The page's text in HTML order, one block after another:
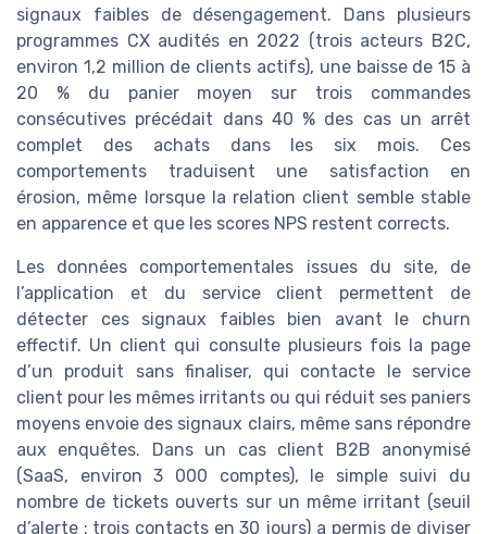
signaux faibles de désengagement. Dans plusieurs
programmes CX audités en 2022 (trois acteurs B2C,
environ 1,2 million de clients actifs), une baisse de 15 à
20 % du panier moyen sur trois commandes
consécutives précédait dans 40 % des cas un arrêt
complet des achats dans les six mois. Ces
comportements traduisent une satisfaction en
érosion, même lorsque la relation client semble stable
en apparence et que les scores NPS restent corrects.
Les données comportementales issues du site, de
l’application et du service client permettent de
détecter ces signaux faibles bien avant le churn
effectif. Un client qui consulte plusieurs fois la page
d’un produit sans finaliser, qui contacte le service
client pour les mêmes irritants ou qui réduit ses paniers
moyens envoie des signaux clairs, même sans répondre
aux enquêtes. Dans un cas client B2B anonymisé
(SaaS, environ 3 000 comptes), le simple suivi du
nombre de tickets ouverts sur un même irritant (seuil
d’alerte : trois contacts en 30 jours) a permis de diviser